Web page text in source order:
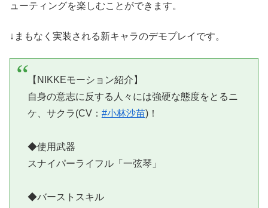
ューティングを楽しむことができます。
↓まもなく実装される新キャラのデモプレイです。
【NIKKEモーション紹介】
自身の意志に反する人々には強硬な態度をとるニ
ケ、サクラ(CV： #小林沙苗)！
◆使用武器
スナイパーライフル「一弦琴」
◆バーストスキル